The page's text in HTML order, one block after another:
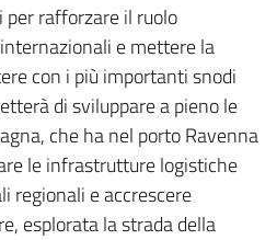
rafforzare il ruolo
e mettere la
con i più importanti snodi
di sviluppare a pieno le
che ha nel porto Ravenna
le infrastrutture logistiche
regionali e accrescere
esplorata la strada della